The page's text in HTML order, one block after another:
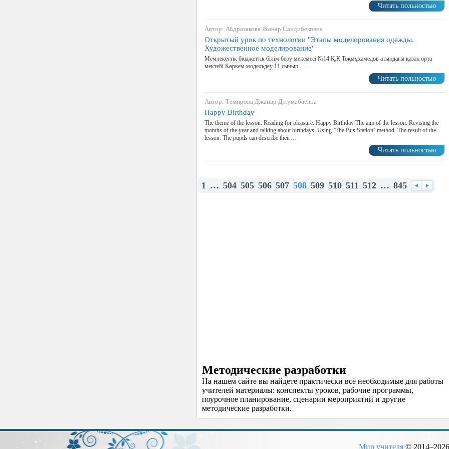
Читать польностью
Автор: Абдразакова Жанар Сандибековна
Открытый урок по технологии "Этапы моделирования одежды.
Художественное моделирование"
Мемлекеттік бюджеттік білім беру мекемесі №14 Қ.Қ.Тоқмұхамедов атындағы қазақ орта
мектебі Көркем модельдеу 11 сынып …
Читать польностью
Автор: Темирова Джанар Джумабаевна
Happy Birthday
The theme of the lesson: Reading for pleasure. Happy Birthday The aim of the lesson: Revising the
months of the year and talking about birthdays. Using `The Bus Station` method. The result of the
lesson: The pupils can describe their…
Читать польностью
1 … 504 505 506 507 508 509 510 511 512 … 845
Методические разработки
На нашем сайте вы найдете практически все необходимые для работы
учителей материалы: конспекты уроков, рабочие программы,
поурочное планирование, сценарии мероприятий и другие
методические разработки.
Мир учителя © 2014–